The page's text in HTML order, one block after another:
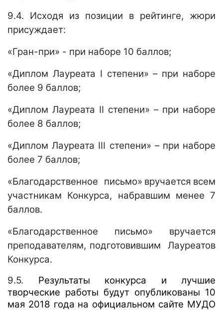
9.4. Исходя из позиции в рейтинге, жюри
присуждает:
«Гран-при» - при наборе 10 баллов;
«Диплом Лауреата I степени» – при наборе
более 9 баллов;
«Диплом Лауреата II степени» – при наборе
более 8 баллов;
«Диплом Лауреата III степени» – при наборе
более 7 баллов;
«Благодарственное письмо» вручается всем
участникам Конкурса, набравшим менее 7
баллов.
«Благодарственное письмо» вручается
преподавателям, подготовившим Лауреатов
Конкурса.
9.5. Результаты конкурса и лучшие
творческие работы будут опубликованы 10
мая 2018 года на официальном сайте МУДО